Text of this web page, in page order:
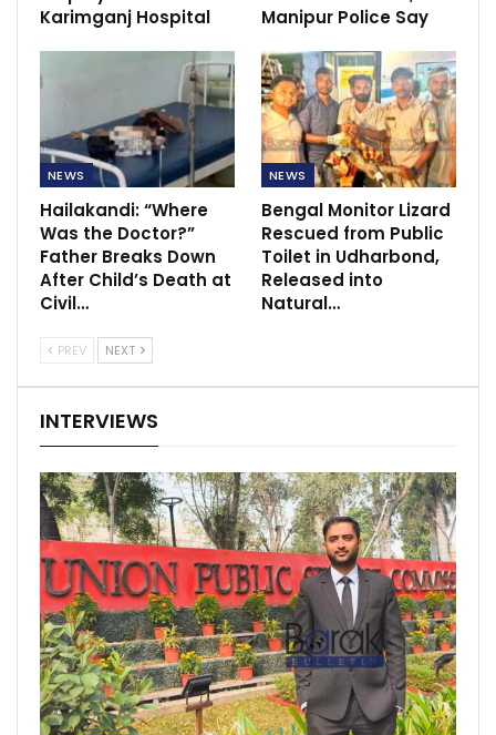
Karimganj Hospital
Manipur Police Say
NEWS
Hailakandi: “Where
Was the Doctor?”
Father Breaks Down
After Child’s Death at
Civil…
NEWS
Bengal Monitor Lizard
Rescued from Public
Toilet in Udharbond,
Released into
Natural…
PREV NEXT
INTERVIEWS